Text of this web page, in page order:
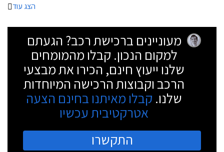
הצג עוד
מעוניינים ברכישת רכב? הגעתם
למקום הנכון. קבלו מהמומחים
שלנו ייעוץ חינם, הכירו את מבצעי
הרכב וקבוצות הרכישה המיוחדות
שלנו. קבלו מאיתנו בחינם הצעה
אטרקטיבית עכשיו
התקשרו